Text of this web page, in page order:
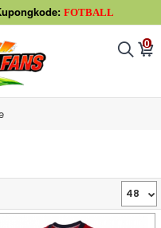
FOTBALL
󰂨 0
󰃦